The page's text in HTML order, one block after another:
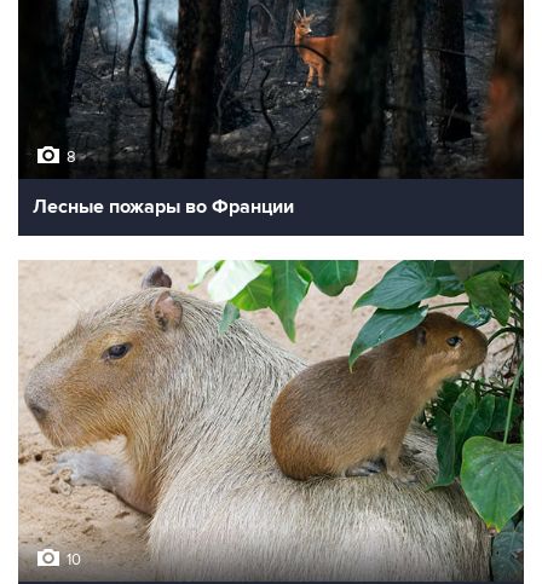
8
Лесные пожары во Франции
10